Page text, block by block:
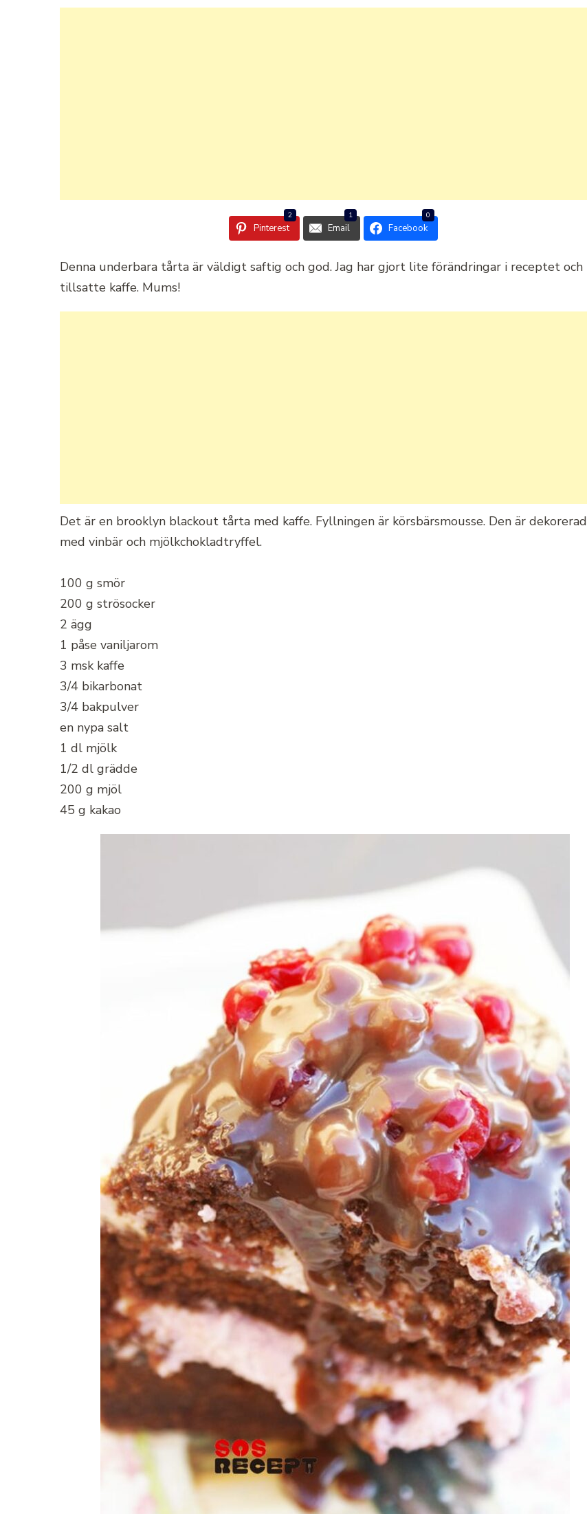
2
Pinterest
1
Email
0
Facebook
Denna underbara tårta är väldigt saftig och god. Jag har gjort lite förändringar i receptet och
tillsatte kaffe. Mums!
Det är en brooklyn blackout tårta med kaffe. Fyllningen är körsbärsmousse. Den är dekorerad
med vinbär och mjölkchokladtryffel.
100 g smör
200 g strösocker
2 ägg
1 påse vaniljarom
3 msk kaffe
3/4 bikarbonat
3/4 bakpulver
en nypa salt
1 dl mjölk
1/2 dl grädde
200 g mjöl
45 g kakao